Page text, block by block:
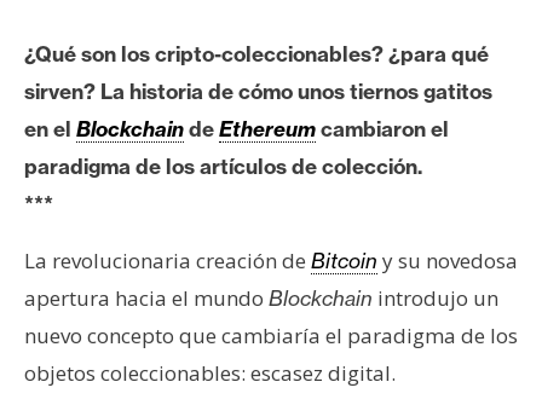
B
i
t
o
i
n
¿Qué son los cripto-coleccionables? ¿para qué
sirven? La historia de cómo unos tiernos gatitos
en el BlockchaindeEthereumcambiaron el
paradigma de los artículos de colección.
***
La revolucionaria creación de Bitcoin y su novedosa
apertura hacia el mundo Blockchain introdujo un
nuevo concepto que cambiaría el paradigma de los
objetos coleccionables: escasez digital.